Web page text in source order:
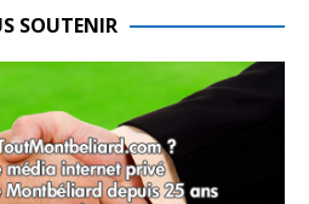
SOUTENIR